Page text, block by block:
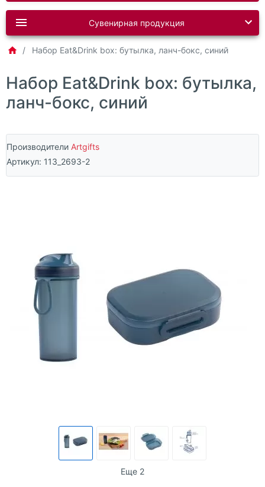
Сувенирная продукция
Набор Eat&Drink box: бутылка, ланч-бокс, синий
Набор Eat&Drink box: бутылка,
ланч-бокс, синий
Производители Artgifts
Артикул: 113_2693-2
Еще 2